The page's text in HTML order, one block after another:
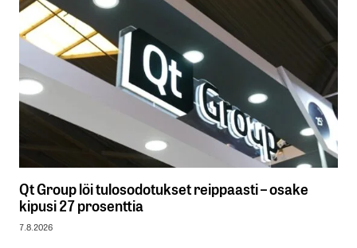
Qt Group löi tulosodotukset reippaasti – osake
kipusi 27 prosenttia
7.8.2026